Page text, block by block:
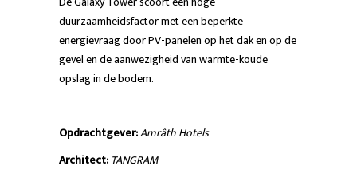
duurzaamheidsfactor met een beperkte
energievraag door PV-panelen op het dak en op de
gevel en de aanwezigheid van warmte-koude
opslag in de bodem.
Opdrachtgever:Amrâth Hotels
Architect: TANGRAM